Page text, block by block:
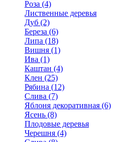
Роза (4)
Лиственные деревья
Дуб (2)
Береза (6)
Липа (18)
Вишня (1)
Ива (1)
Каштан (4)
Клен (25)
Рябина (12)
Слива (7)
Яблоня декоративная (6)
Ясень (8)
Плодовые деревья
Черешня (4)